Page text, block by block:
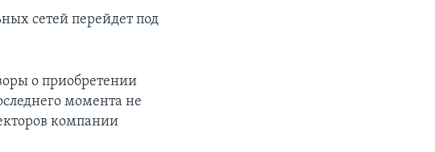
сетей перейдет под
о приобретении
момента не
компании